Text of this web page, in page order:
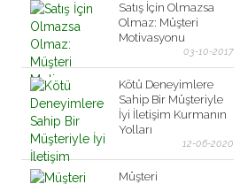
Satış İçin Olmazsa
Olmaz: Müşteri
Motivasyonu
03-10-2017
Kötü Deneyimlere
Sahip Bir Müşteriyle
İyi İletişim Kurmanın
Yolları
12-06-2020
Müşteri